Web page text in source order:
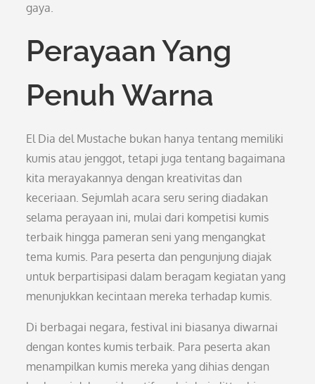
gaya.
Perayaan Yang
Penuh Warna
El Dia del Mustache bukan hanya tentang memiliki
kumis atau jenggot, tetapi juga tentang bagaimana
kita merayakannya dengan kreativitas dan
keceriaan. Sejumlah acara seru sering diadakan
selama perayaan ini, mulai dari kompetisi kumis
terbaik hingga pameran seni yang mengangkat
tema kumis. Para peserta dan pengunjung diajak
untuk berpartisipasi dalam beragam kegiatan yang
menunjukkan kecintaan mereka terhadap kumis.
Di berbagai negara, festival ini biasanya diwarnai
dengan kontes kumis terbaik. Para peserta akan
menampilkan kumis mereka yang dihias dengan